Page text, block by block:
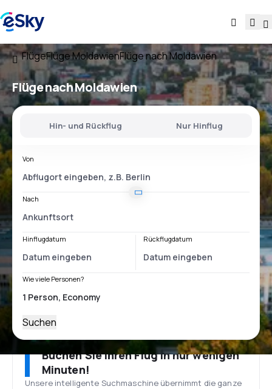
FlügeFlüge MoldawienFlüge nach Moldawien
Flüge nach Moldawien
Hin- und Rückflug Nur Hinflug
Von
Nach
Hinflugdatum Rückflugdatum
Wie viele Personen?
Suchen
Buchen Sie Ihren Flug in nur wenigen
Minuten!
Unsere intelligente Suchmaschine übernimmt die ganze